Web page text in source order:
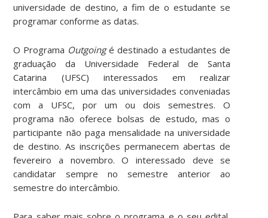
universidade de destino, a fim de o estudante se
programar conforme as datas.
O Programa Outgoingé destinado a estudantes de
graduação da Universidade Federal de Santa
Catarina (UFSC) interessados em realizar
intercâmbio em uma das universidades conveniadas
com a UFSC, por um ou dois semestres. O
programa não oferece bolsas de estudo, mas o
participante não paga mensalidade na universidade
de destino. As inscrições permanecem abertas de
fevereiro a novembro. O interessado deve se
candidatar sempre no semestre anterior ao
semestre do intercâmbio.